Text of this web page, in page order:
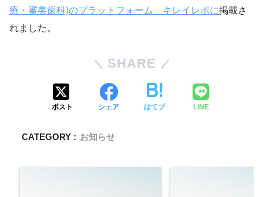
療・審美歯科)のプラットフォーム キレイレポに掲載さ
れました。
SHARE
ポスト シェア はてブ LINE
CATEGORY : お知らせ